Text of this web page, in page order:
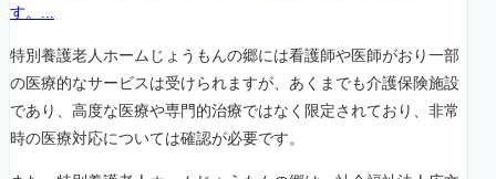
す。...
特別養護老人ホームじょうもんの郷には看護師や医師がおり一部
の医療的なサービスは受けられますが、あくまでも介護保険施設
であり、高度な医療や専門的治療ではなく限定されており、非常
時の医療対応については確認が必要です。